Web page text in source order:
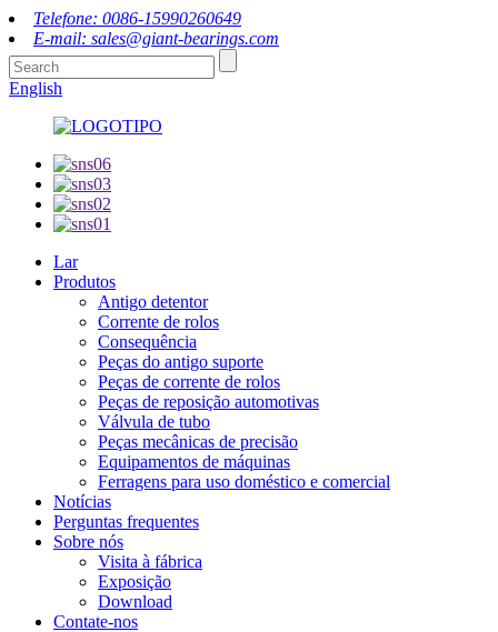
Telefone: 0086-15990260649
E-mail: sales@giant-bearings.com
English
Lar
Produtos
Antigo detentor
Corrente de rolos
Consequência
Peças do antigo suporte
Peças de corrente de rolos
Peças de reposição automotivas
Válvula de tubo
Peças mecânicas de precisão
Equipamentos de máquinas
Ferragens para uso doméstico e comercial
Notícias
Perguntas frequentes
Sobre nós
Visita à fábrica
Exposição
Download
Contate-nos